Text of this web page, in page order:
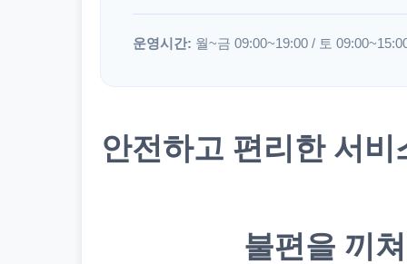
운영시간: 월~금 09:00~19:00 / 토
안전하고 편리한 서
불편을 끼